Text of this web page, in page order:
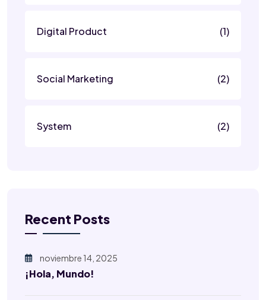
Digital Product (1)
Social Marketing (2)
System (2)
Recent Posts
noviembre 14, 2025
¡Hola, Mundo!